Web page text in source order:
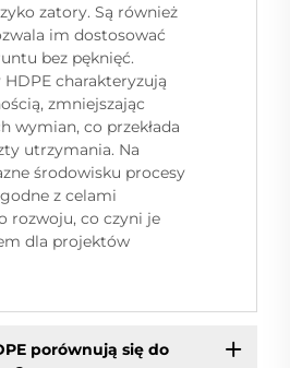
zatory. Są również
im dostosować
bez pęknięć.
charakteryzują
zmniejszając
wymian, co przekłada
utrzymania. Na
środowisku procesy
z celami
rozwoju, co czyni je
dla projektów
porównują się do